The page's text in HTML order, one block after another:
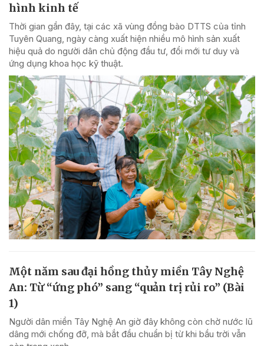
hình kinh tế
Thời gian gần đây, tại các xã vùng đồng bào DTTS của tỉnh
Tuyên Quang, ngày càng xuất hiện nhiều mô hình sản xuất
hiệu quả do người dân chủ động đầu tư, đổi mới tư duy và
ứng dụng khoa học kỹ thuật.
Một năm sau đại hồng thủy miền Tây Nghệ
An: Từ “ứng phó” sang “quản trị rủi ro” (Bài
1)
Người dân miền Tây Nghệ An giờ đây không còn chờ nước lũ
dâng mới chống đỡ, mà bắt đầu chuẩn bị từ khi bầu trời vẫn